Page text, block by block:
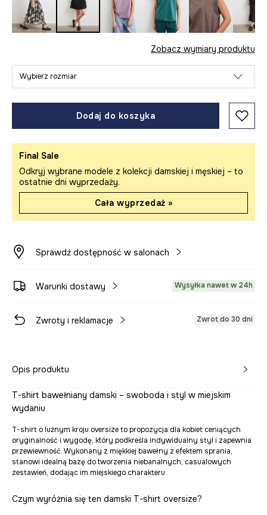
Zobacz wymiary produktu
Wybierz rozmiar
Dodaj do koszyka
Final Sale
Odkryj wybrane modele z kolekcji damskiej i męskiej – to
ostatnie dni wyprzedaży.
Cała wyprzedaż »
Sprawdź dostępność w salonach
Warunki dostawy Wysyłka nawet w 24h
Zwroty i reklamacje Zwrot do 30 dni
Opis produktu
T-shirt bawełniany damski – swoboda i styl w miejskim
wydaniu
T-shirt o luźnym kroju oversize to propozycja dla kobiet ceniących
oryginalność i wygodę, który podkreśla indywidualny styl i zapewnia
przewiewność. Wykonany z miękkiej bawełny z efektem sprania,
stanowi idealną bazę do tworzenia niebanalnych, casualowych
zestawień, dodając im miejskiego charakteru.
Czym wyróżnia się ten damski T-shirt oversize?